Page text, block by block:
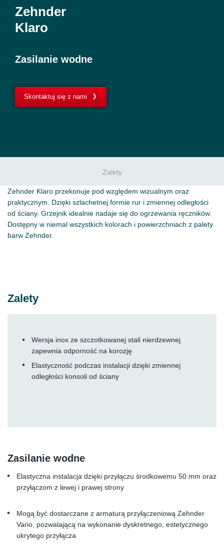
Zehnder
Klaro
Zasilanie wodne
Skontaktuj się z nami
Zalety
Zehnder Klaro przekonuje pod względem wizualnym oraz
praktycznym. Dzięki szlachetnej formie rur i zmiennej odległości
od ściany. Grzejnik idealnie nadaje się do ogrzewania ręczników.
Dostępny w niemal wszystkich kolorach i powierzchniach z palety
barw Zehnder.
Zalety
Wersja inox ze szczotkowanej stali nierdzewnej
zapewnia odporność na korozję
Elastyczność podczas instalacji dzięki zmiennej
odległości konsoli od ściany
Zasilanie wodne
Elastyczna instalacja dzięki przyłączu środkowemu 50 mm oraz
przyłączom z lewej i prawej strony
Mogą być dostarczane z armaturą przyłączeniową Zehnder
Vario, pozwalającą na wykonanie dyskretnego, estetycznego
ukrytego przyłącza